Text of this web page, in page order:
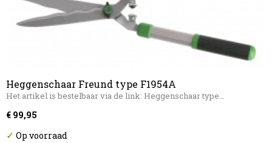
Heggenschaar Freund type F1954A
Het artikel is bestelbaar via de link: Heggenschaar type…
€ 99,95
✓ Op voorraad